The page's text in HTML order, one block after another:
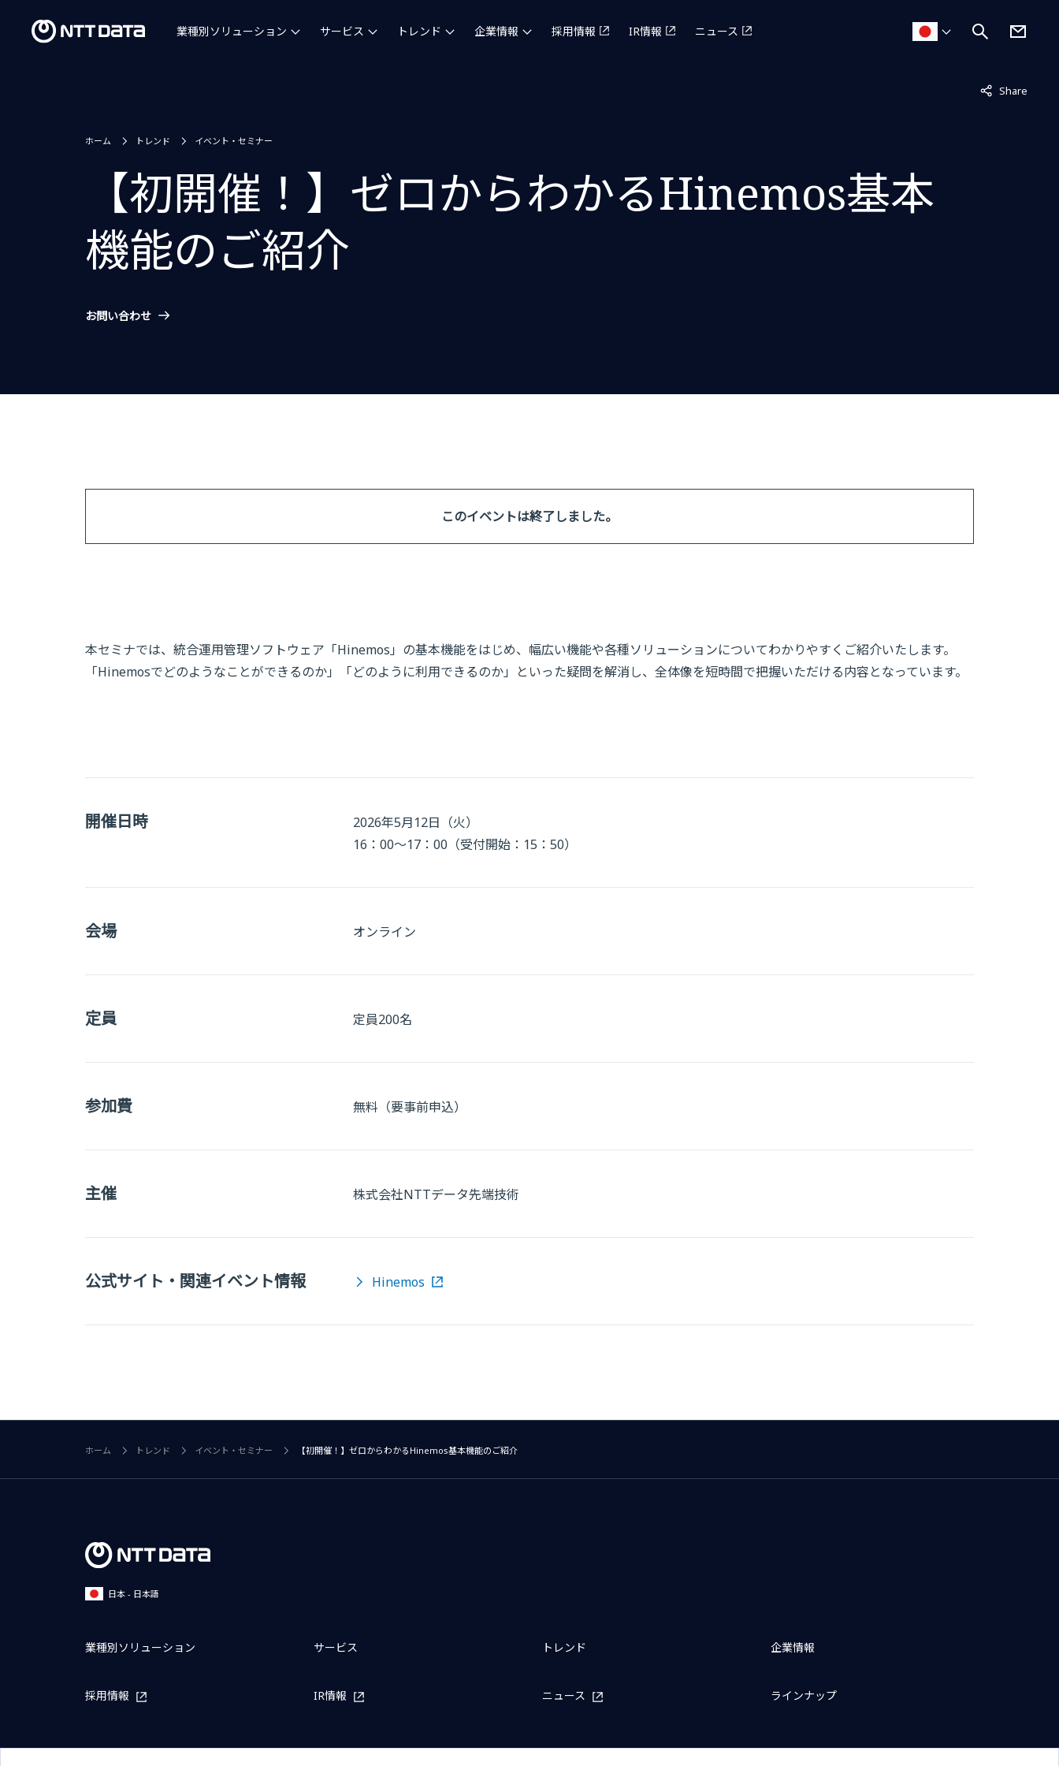
業種別ソリューション サービス トレンド 企業情報 採用情報 IR情報 ニュース
Share
非表示中
ホーム トレンド イベント・セミナー
【初開催！】ゼロからわかるHinemos基本
機能のご紹介
お問い合わせ
このイベントは終了しました。
本セミナでは、統合運用管理ソフトウェア「Hinemos」の基本機能をはじめ、幅広い機能や各種ソリューションについてわかりやすくご紹介いたします。
「Hinemosでどのようなことができるのか」「どのように利用できるのか」といった疑問を解消し、全体像を短時間で把握いただける内容となっています。
開催日時
2026年5月12日（火）
16：00～17：00（受付開始：15：50）
会場 オンライン
定員 定員200名
参加費 無料（要事前申込）
主催 株式会社NTTデータ先端技術
公式サイト・関連イベント情報 Hinemos
ホーム トレンド イベント・セミナー 【初開催！】ゼロからわかるHinemos基本機能のご紹介
日本 - 日本語
業種別ソリューション サービス トレンド 企業情報
採用情報 IR情報 ニュース ラインナップ